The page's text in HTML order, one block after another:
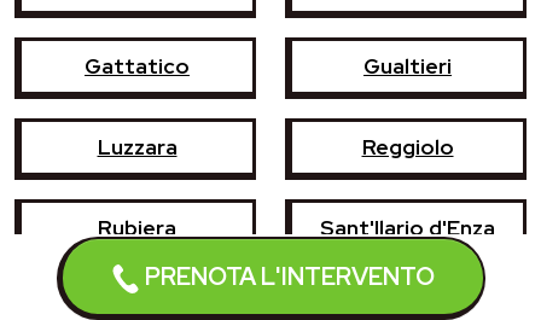
PRENOTA L'INTERVENTO
Gattatico Gualtieri
Luzzara Reggiolo
Rubiera Sant'Ilario d'Enza